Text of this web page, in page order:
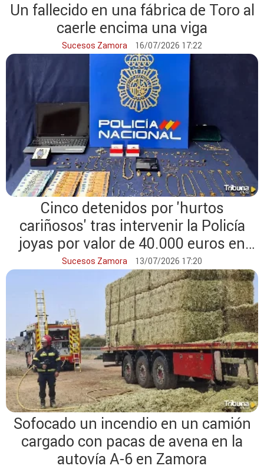
Un fallecido en una fábrica de Toro al
caerle encima una viga
Sucesos Zamora 16/07/2026 17:22
Cinco detenidos por 'hurtos
cariñosos' tras intervenir la Policía
joyas por valor de 40.000 euros en
Zamora
Sucesos Zamora 13/07/2026 17:20
Sofocado un incendio en un camión
cargado con pacas de avena en la
autovía A-6 en Zamora